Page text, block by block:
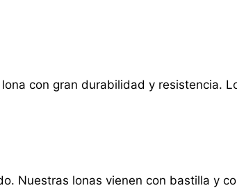
con gran durabilidad y resistencia.
Nuestras lonas vienen con bastilla y